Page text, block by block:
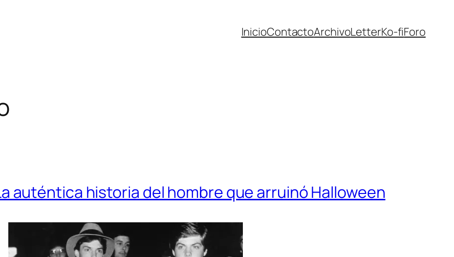
InicioContactoArchivoLetterKo-fiForo
auténtica historia del hombre que arruinó Halloween